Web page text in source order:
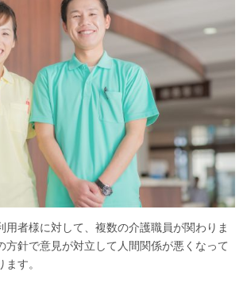
用者様に対して、複数の介護職員が関わりま
方針で意見が対立して人間関係が悪くなって
ます。